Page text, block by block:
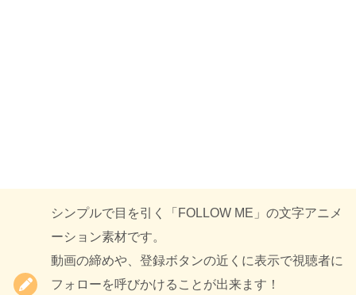
シンプルで目を引く「FOLLOW ME」の文字アニメ
ーション素材です。
動画の締めや、登録ボタンの近くに表示で視聴者に
フォローを呼びかけることが出来ます！